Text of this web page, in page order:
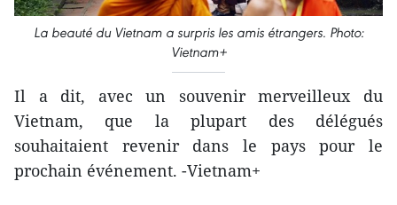
La beauté du Vietnam a surpris les amis étrangers. Photo:
Vietnam+
Il a dit, avec un souvenir merveilleux du
Vietnam, que la plupart des délégués
souhaitaient revenir dans le pays pour le
prochain événement. -Vietnam+